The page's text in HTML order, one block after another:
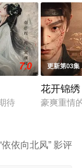
，醒来，却是丈
7.0
待
更新第03集
花开锦绣
豪爽重情
依依向北风” 影评